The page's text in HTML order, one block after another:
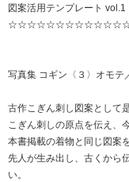
図案活用テンプレート vol.1
写真集 コギン〈３〉オモテ
古作こぎん刺し図案として
こぎん刺しの原点を伝え、
本書掲載の着物と同じ図案
先人が生み出し、古くから
い。